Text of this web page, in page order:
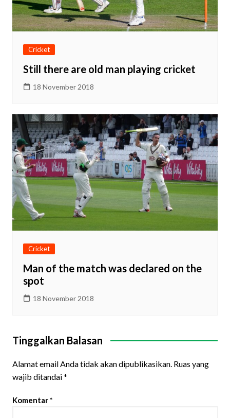
Cricket
Still there are old man playing cricket
18 November 2018
Cricket
Man of the match was declared on the
spot
18 November 2018
Tinggalkan Balasan
Alamat email Anda tidak akan dipublikasikan. Ruas yang
wajib ditandai*
Komentar*